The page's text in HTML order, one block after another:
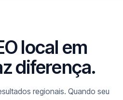
local em
diferença.
regionais. Quando seu